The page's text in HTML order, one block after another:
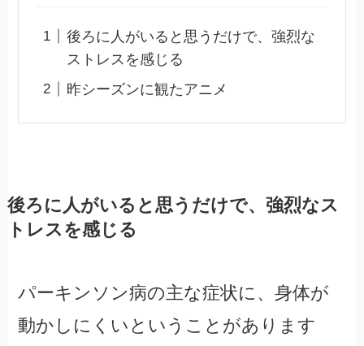
後ろに人がいると思うだけで、強烈な
ストレスを感じる
昨シーズンに観たアニメ
後ろに人がいると思うだけで、強烈なス
トレスを感じる
パーキンソン病の主な症状に、身体が
動かしにくいということがあります